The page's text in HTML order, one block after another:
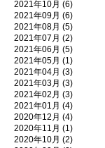
2021年10月 (6)
2021年09月 (6)
2021年08月 (5)
2021年07月 (2)
2021年06月 (5)
2021年05月 (1)
2021年04月 (3)
2021年03月 (3)
2021年02月 (3)
2021年01月 (4)
2020年12月 (4)
2020年11月 (1)
2020年10月 (2)